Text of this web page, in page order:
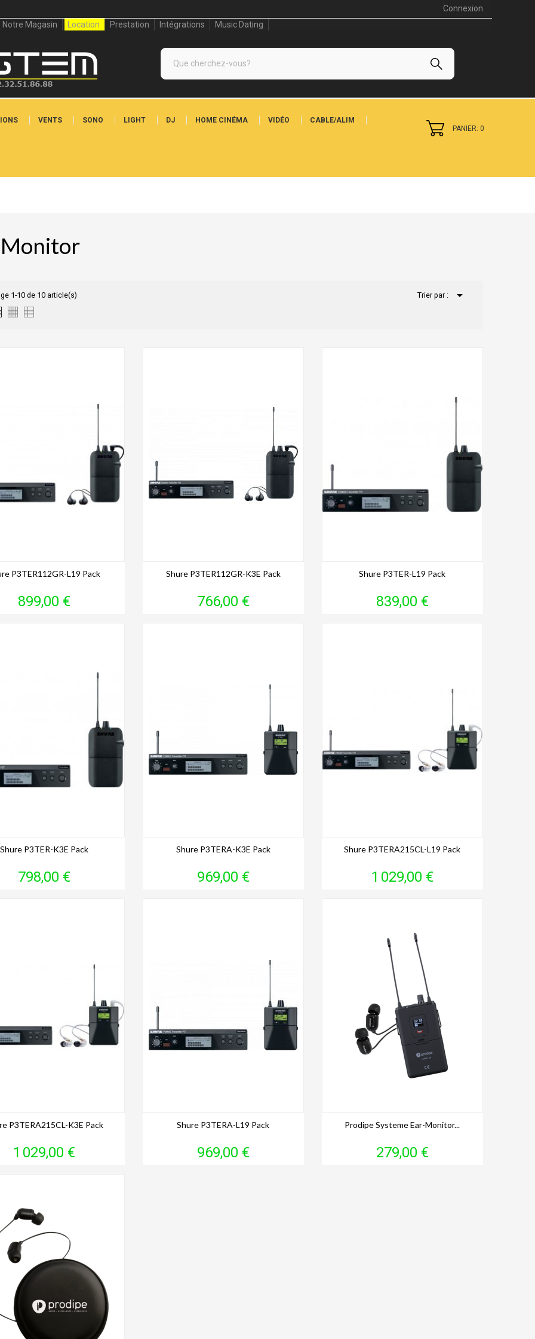
Connexion
Notre Magasin
Location Prestation Intégrations Music Dating
VENTS SONO LIGHT DJ HOME CINÉMA VIDÉO
CABLE/ALIM
PANIER: 0
1-10 de 10 article(s) Trier par : 
P3TER112GR-L19 Pack
Prix
899,00 €
Shure P3TER112GR-K3E Pack
Prix
766,00 €
Shure P3TER-L19 Pack
Prix
839,00 €
Shure P3TER-K3E Pack
Prix
798,00 €
Shure P3TERA-K3E Pack
Prix
969,00 €
Shure P3TERA215CL-L19 Pack
Prix
1 029,00 €
P3TERA215CL-K3E Pack
Prix
1 029,00 €
Shure P3TERA-L19 Pack
Prix
969,00 €
Prodipe Systeme Ear-Monitor...
Prix
279,00 €